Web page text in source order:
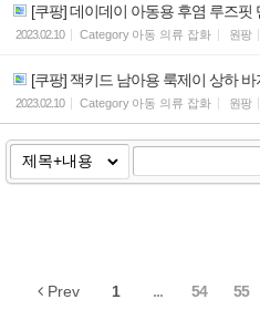
[쿠팡] 데이데이 아동용 후염 루즈핏
2023.02.10 Category 아동 의류 잡화 원팡
[쿠팡] 잭키드 남아용 룩제이 상하
2023.02.10 Category 아동 의류 잡화 원팡
Prev 1 ... 54 55